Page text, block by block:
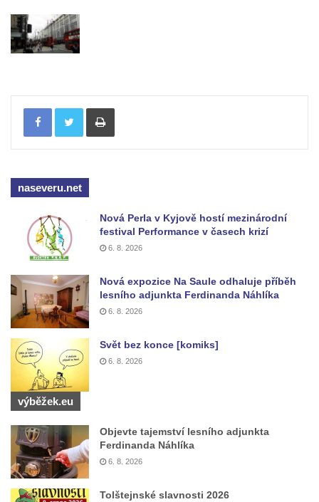
Tisknout
naseveru.net
Nová Perla v Kyjově hostí mezinárodní
festival Performance v časech krizí
6. 8. 2026
Nová expozice Na Saule odhaluje příběh
lesního adjunkta Ferdinanda Náhlíka
6. 8. 2026
Svět bez konce [komiks]
6. 8. 2026
výběžek.eu
Objevte tajemství lesního adjunkta
Ferdinanda Náhlíka
6. 8. 2026
Tolštejnské slavnosti 2026